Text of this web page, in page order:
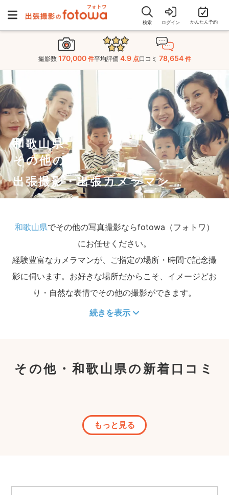
検索 ログイン かんたん予約
撮影数 170,000 件平均評価 4.9 点口コミ 78,654 件
和歌山県
その他の
出張撮影・出張カメラマン
和歌山県でその他の写真撮影ならfotowa（フォトワ）
にお任せください。
経験豊富なカメラマンが、ご指定の場所・時間で記念撮
影に伺います。お好きな場所だからこそ、イメージどお
り・自然な表情でその他の撮影ができます。
続きを表示
その他・和歌山県の新着口コミ
もっと見る